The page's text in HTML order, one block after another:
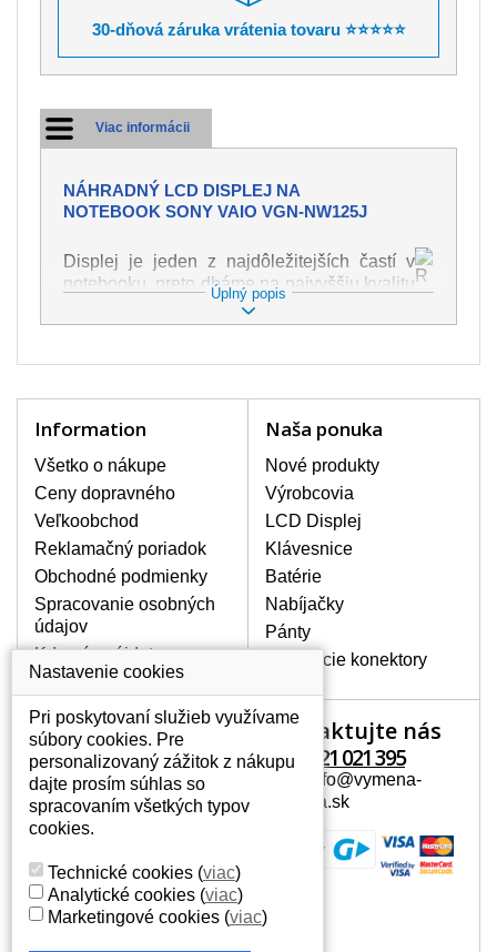
30-dňová záruka vrátenia tovaru ⭐⭐⭐⭐⭐
Viac informácii
NÁHRADNÝ LCD DISPLEJ NA
NOTEBOOK SONY VAIO VGN-NW125J
Displej je jeden z najdôležitejších častí v
notebooku, preto dbáme na najvyššiu kvalitu
tohto náhradného dielu. Slúži k
zobrazovaniu textu či obrazu v rôznej
najväčšou opatrnosťou. Medzi najčastejšie
poškodenie napr. prasklinu alebo
poškrábanie. Ďalej zvislé pruhy, nesvietiaci
displej, preblikávanie alebo nerovnomerný
jas.
LCD DISPLEJE NAJVYŠŠEJ
KVALITY !
Skladom držíme len originálne displeje, ktoré
spĺňajú vysokú kvalitu triedy A+ bez chybných
pixelov a to po celú dobu záruky.
AKO ZISTÍTE AKÝ POTREBUJETE
DISPLEJ PRE SVOJ NOTEBOOK?
Displej je možné dohľadať podľa modelu
notebooku, ktorý je uvedený na spodnej
strane notebooku na štítku alebo pod
batériou. Býva tiež znázornený na
rámčeku alebo pri klávesnici. V prípade,
že máte displej demontovaný, dohľadáte
to vďaka modelovému označeniu z
displeja, ktoré sa nachádza na štítku pri
EAN kóde.
Úplný popis
Information
Všetko o nákupe
Ceny dopravného
Veľkoobchod
Reklamačný poriadok
Obchodné podmienky
Spracovanie osobných
údajov
Kde nás nájdete
Naša ponuka
Nové produkty
Výrobcovia
LCD Displej
Klávesnice
Batérie
Nabíjačky
Pánty
Napájacie konektory
Váš účet
Váš účet
Osobné informácie
Adresy
Kontaktujte nás
+421 221 021 395
Mail: info@vymena-
displeja.sk
Nastavenie cookies
Pri poskytovaní služieb využívame
súbory cookies. Pre
personalizovaný zážitok z nákupu
dajte prosím súhlas so
spracovaním všetkých typov
cookies.
Technické cookies (viac)
Analytické cookies (viac)
Marketingové cookies (viac)